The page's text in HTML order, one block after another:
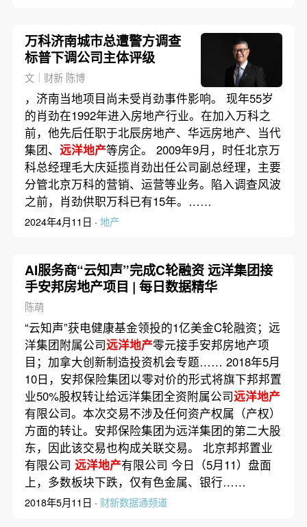
万科济南城市总遭警方调查
标普下调公司主体评级
文｜财新 陈博
，济南当地项目尚未受肖劲事件影响。 现年55岁
的肖劲在1992年进入房地产行业。在加入万科之
前，他先后任职于北辰房地产、华远房地产、当代
集团、 远洋地产等房企。 2009年9月，时任北京万
科总经理毛大庆延揽肖劲出任公司副总经理，主要
分管北京万科的营销、运营等业务。陷入调查风波
之前，肖劲供职万科已有15年。……
2024年4月11日 · 地产
AI服务商“云知声”完成C轮融资 远洋集团接
手安邦房地产项目 | 每日数据精华
陈萌
“云知声”获电健康基金领投的1亿美金C轮融资；远
洋集团附属公司远洋地产零元接手安邦房地产项
目；加拿大创新制造投资机会专题…… 2018年5月
10日，安邦保险集团以零对价的形式将旗下邦邦置
业50%股权转让给远洋集团全资附属公司远洋地产
有限公司。本次交易不涉及任何资产权属（产权）
方面的转让。安邦保险集团为远洋集团的第二大股
东，因此该交易也构成关联交易。 北京邦邦置业
有限公司 远洋地产有限公司 今日（5月11）盘面
上，多数板块下跌，仅有色金属、银行……
2018年5月11日 · 财新数据通频道